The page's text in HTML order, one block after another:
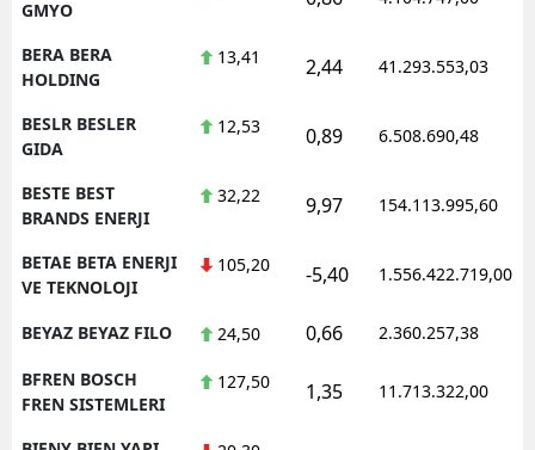
GMYO
BERA BERA
HOLDING
13,41 2,44 41.293.553,03
BESLR BESLER
GIDA
12,53 0,89 6.508.690,48
BESTE BEST
BRANDS ENERJI
32,22 9,97 154.113.995,60
BETAE BETA ENERJI
VE TEKNOLOJI
105,20 -5,40 1.556.422.719,00
BEYAZ BEYAZ FILO 24,50 0,66 2.360.257,38
BFREN BOSCH
FREN SISTEMLERI
127,50 1,35 11.713.322,00